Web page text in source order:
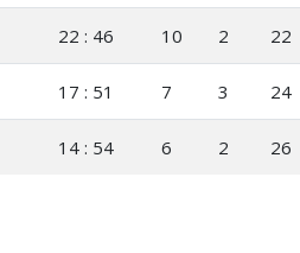
22 : 46 10 2 22
17 : 51 7 3 24
14 : 54 6 2 26